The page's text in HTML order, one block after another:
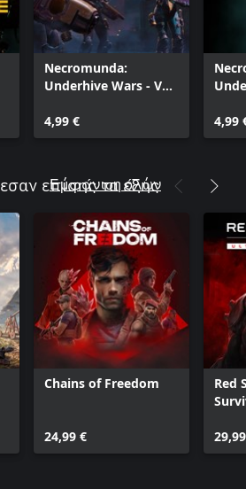
Necromunda:
Underhive Wars - Van
4,99 €
4,99
επίσης τα εξής
Εμφάνιση όλων
Chains of Freedom
24,99 €
Red